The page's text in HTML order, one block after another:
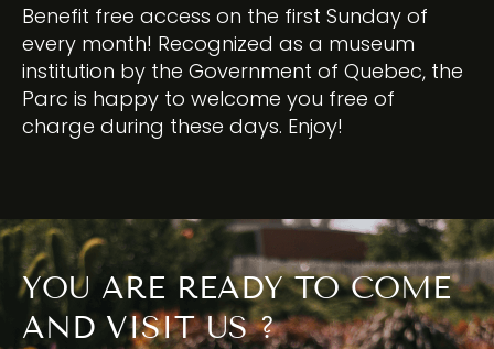
Benefit free access on the first Sunday of
every month! Recognized as a museum
institution by the Government of Quebec, the
Parc is happy to welcome you free of
charge during these days. Enjoy!
YOU ARE READY TO COME
AND VISIT US ?